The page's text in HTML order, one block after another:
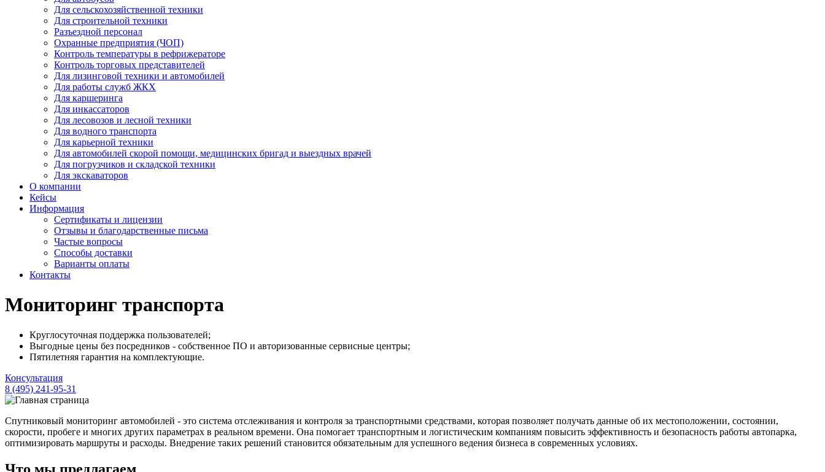
Для сельскохозяйственной техники
Для строительной техники
Разъездной персонал
Охранные предприятия (ЧОП)
Контроль температуры в рефрижераторе
Контроль торговых представителей
Для лизинговой техники и автомобилей
Для работы служб ЖКХ
Для каршеринга
Для инкассаторов
Для лесовозов и лесной техники
Для водного транспорта
Для карьерной техники
Для автомобилей скорой помощи, медицинских бригад и выездных врачей
Для погрузчиков и складской техники
Для экскаваторов
О компании
Кейсы
Информация
Сертификаты и лицензии
Отзывы и благодарственные письма
Частые вопросы
Способы доставки
Варианты оплаты
Контакты
Мониторинг транспорта
Круглосуточная поддержка пользователей;
Выгодные цены без посредников - собственное ПО и авторизованные сервисные центры;
Пятилетняя гарантия на комплектующие.
Консультация
8 (495) 241-95-31
Спутниковый мониторинг автомобилей - это система отслеживания и контроля за транспортными средствами, которая позволяет получать данные об их местоположении, состоянии,
скорости, пробеге и многих других параметрах в реальном времени. Она помогает транспортным и логистическим компаниям повысить эффективность и безопасность работы автопарка,
оптимизировать маршруты и расходы. Внедрение таких решений становится обязательным для успешного ведения бизнеса в современных условиях.
Что мы предлагаем